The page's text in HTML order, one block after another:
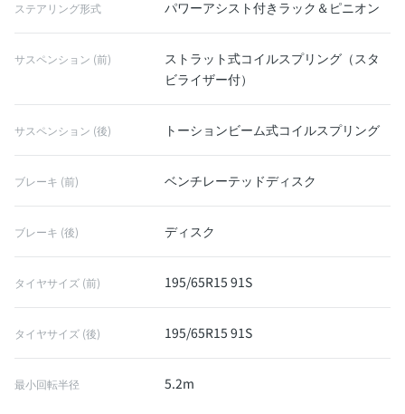
ステアリング形式 パワーアシスト付きラック＆ピニオン
サスペンション (前)
ストラット式コイルスプリング（スタ
ビライザー付）
サスペンション (後) トーションビーム式コイルスプリング
ブレーキ (前) ベンチレーテッドディスク
ブレーキ (後) ディスク
タイヤサイズ (前) 195/65R15 91S
タイヤサイズ (後) 195/65R15 91S
最小回転半径 5.2m